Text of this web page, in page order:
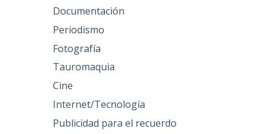
Documentación
Periodismo
Fotografía
Tauromaquia
Cine
Internet/Tecnología
Publicidad para el recuerdo